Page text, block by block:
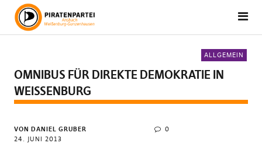
ALLGEMEIN
OMNIBUS FÜR DIREKTE DEMOKRATIE IN
WEISSENBURG
VON DANIEL GRUBER
24. JUNI 2013
0